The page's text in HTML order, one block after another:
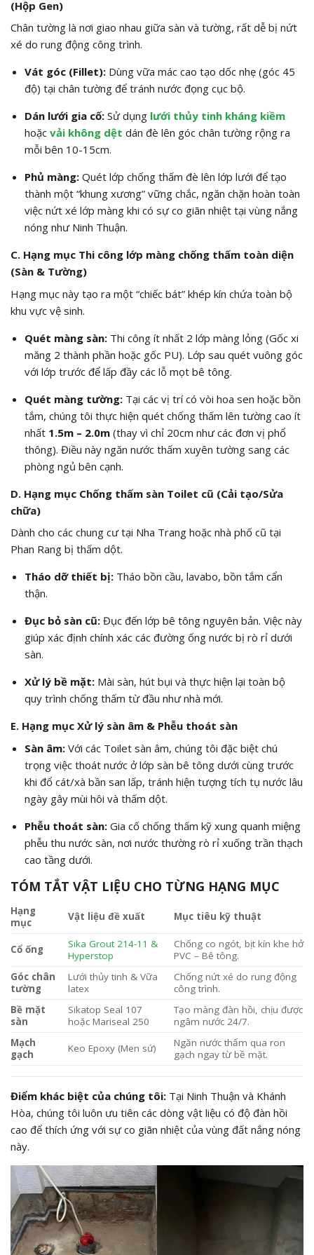
(Hộp Gen)
Chân tường là nơi giao nhau giữa sàn và tường, rất dễ bị nứt
xé do rung động công trình.
Vát góc (Fillet):Dùng vữa mác cao tạo dốc nhẹ (góc 45
độ) tại chân tường để tránh nước đọng cục bộ.
Dán lưới gia cố:Sử dụng lưới thủy tinh kháng kiềm
hoặc vải không dệt dán đè lên góc chân tường rộng ra
mỗi bên 10-15cm.
Phủ màng:Quét lớp chống thấm đè lên lớp lưới để tạo
thành một “khung xương” vững chắc, ngăn chặn hoàn toàn
việc nứt xé lớp màng khi có sự co giãn nhiệt tại vùng nắng
nóng như Ninh Thuận.
C. Hạng mục Thi công lớp màng chống thấm toàn diện
(Sàn & Tường)
Hạng mục này tạo ra một “chiếc bát” khép kín chứa toàn bộ
khu vực vệ sinh.
Quét màng sàn:Thi công ít nhất 2 lớp màng lỏng (Gốc xi
măng 2 thành phần hoặc gốc PU). Lớp sau quét vuông góc
với lớp trước để lấp đầy các lỗ mọt bê tông.
Quét màng tường:Tại các vị trí có vòi hoa sen hoặc bồn
tắm, chúng tôi thực hiện quét chống thấm lên tường cao ít
nhất 1.5m – 2.0m(thay vì chỉ 20cm như các đơn vị phổ
thông). Điều này ngăn nước thấm xuyên tường sang các
phòng ngủ bên cạnh.
D. Hạng mục Chống thấm sàn Toilet cũ (Cải tạo/Sửa
chữa)
Dành cho các chung cư tại Nha Trang hoặc nhà phố cũ tại
Phan Rang bị thấm dột.
Tháo dỡ thiết bị:Tháo bồn cầu, lavabo, bồn tắm cẩn
thận.
Đục bỏ sàn cũ:Đục đến lớp bê tông nguyên bản. Việc này
giúp xác định chính xác các đường ống nước bị rò rỉ dưới
sàn.
Xử lý bề mặt:Mài sàn, hút bụi và thực hiện lại toàn bộ
quy trình chống thấm từ đầu như nhà mới.
E. Hạng mục Xử lý sàn âm & Phễu thoát sàn
Sàn âm:Với các Toilet sàn âm, chúng tôi đặc biệt chú
trọng việc thoát nước ở lớp sàn bê tông dưới cùng trước
khi đổ cát/xà bần san lấp, tránh hiện tượng tích tụ nước lâu
ngày gây mùi hôi và thấm dột.
Phễu thoát sàn:Gia cố chống thấm kỹ xung quanh miệng
phễu thu nước sàn, nơi nước thường rò rỉ xuống trần thạch
cao tầng dưới.
TÓM TẮT VẬT LIỆU CHO TỪNG HẠNG MỤC
Hạng
mục
Vật liệu đề xuất Mục tiêu kỹ thuật
Cổ ống
Sika Grout 214-11 &
Hyperstop
Chống co ngót, bịt kín khe hở
PVC – Bê tông.
Góc chân
tường
Lưới thủy tinh & Vữa
latex
Chống nứt xé do rung động
công trình.
Bề mặt
sàn
Sikatop Seal 107
hoặc Mariseal 250
Tạo màng đàn hồi, chịu được
ngâm nước 24/7.
Mạch
gạch
Keo Epoxy (Men sứ)
Ngăn nước thấm qua ron
gạch ngay từ bề mặt.
Điểm khác biệt của chúng tôi: Tại Ninh Thuận và Khánh
Hòa, chúng tôi luôn ưu tiên các dòng vật liệu có độ đàn hồi
cao để thích ứng với sự co giãn nhiệt của vùng đất nắng nóng
này.